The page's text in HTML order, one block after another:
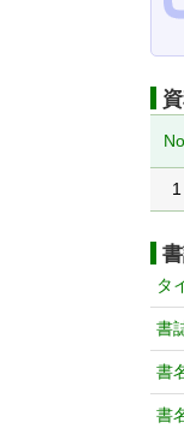
No.
1
タ
書
書
書